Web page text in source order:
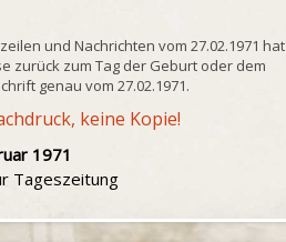
und Nachrichten vom 27.02.1971 hat
zurück zum Tag der Geburt oder dem
genau vom 27.02.1971.
keine Kopie!
1971
Tageszeitung